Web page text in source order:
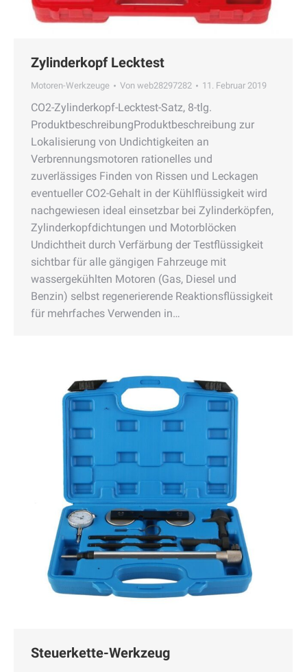
Zylinderkopf Lecktest
Motoren-Werkzeuge Von web28297282 11. Februar 2019
CO2-Zylinderkopf-Lecktest-Satz, 8-tlg.
ProduktbeschreibungProduktbeschreibung zur
Lokalisierung von Undichtigkeiten an
Verbrennungsmotoren rationelles und
zuverlässiges Finden von Rissen und Leckagen
eventueller CO2-Gehalt in der Kühlflüssigkeit wird
nachgewiesen ideal einsetzbar bei Zylinderköpfen,
Zylinderkopfdichtungen und Motorblöcken
Undichtheit durch Verfärbung der Testflüssigkeit
sichtbar für alle gängigen Fahrzeuge mit
wassergekühlten Motoren (Gas, Diesel und
Benzin) selbst regenerierende Reaktionsflüssigkeit
für mehrfaches Verwenden in…
Steuerkette-Werkzeug